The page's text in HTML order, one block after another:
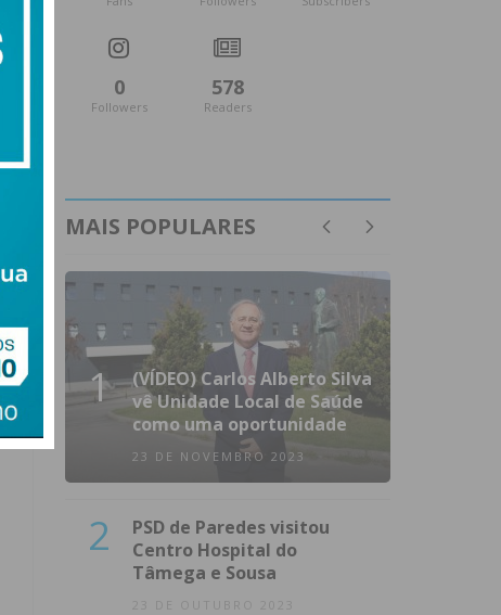
0
Followers
578
Readers
MAIS POPULARES
1
(VÍDEO) Carlos Alberto Silva
vê Unidade Local de Saúde
como uma oportunidade
23 DE NOVEMBRO 2023
2
PSD de Paredes visitou
Centro Hospital do
Tâmega e Sousa
23 DE OUTUBRO 2023